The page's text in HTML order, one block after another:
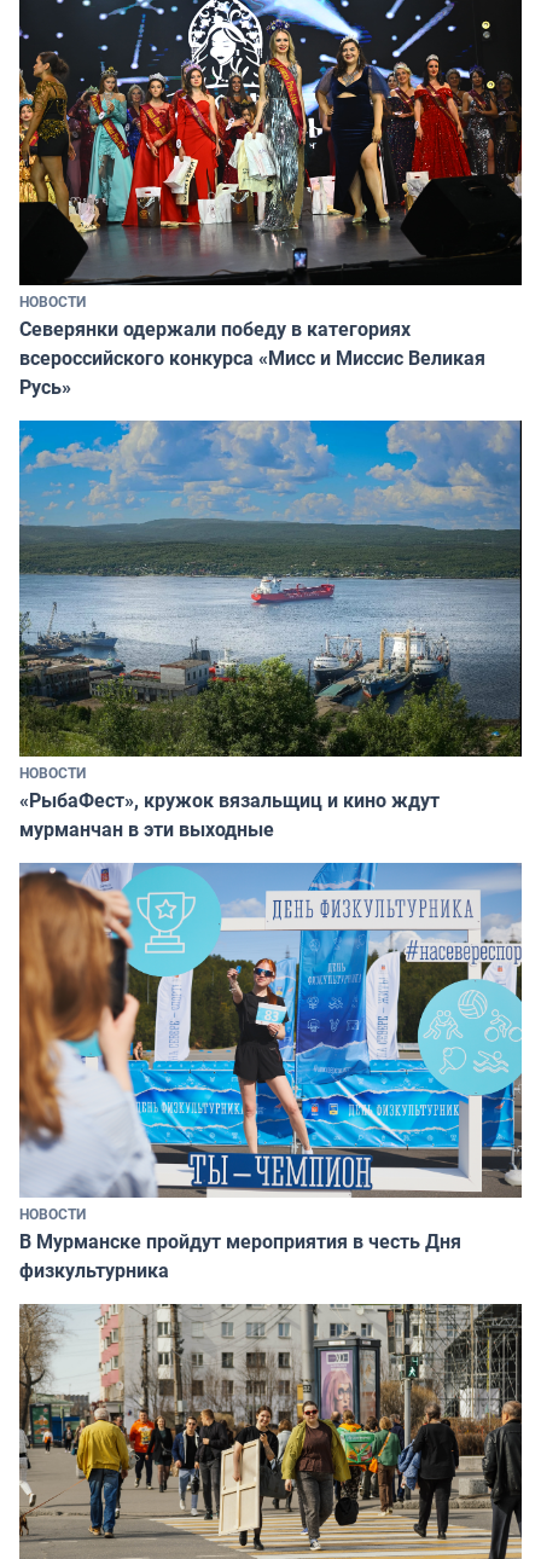
НОВОСТИ
Северянки одержали победу в категориях
всероссийского конкурса «Мисс и Миссис Великая
Русь»
НОВОСТИ
«РыбаФест», кружок вязальщиц и кино ждут
мурманчан в эти выходные
НОВОСТИ
В Мурманске пройдут мероприятия в честь Дня
физкультурника